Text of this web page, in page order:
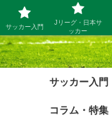
サッカー入門
コラム・特集
サッカー入門
Jリーグ・日本サ
ッカー